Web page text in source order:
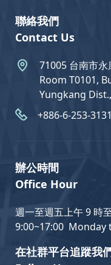
聯絡我們
Contact Us
71005 台南市
Room T0101,
Yungkang
+886-6-253-
辦公時間
Office Hour
週一至週五上午 9 時
9:00~17:00 Monday
在社群平台追蹤我